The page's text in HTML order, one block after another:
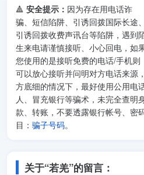
🔺 安全提示： 因为存在用电话诈
骗、短信陷阱、引诱回拨国际长途、
引诱回拨收费声讯台等陷阱，遇到
生来电请谨慎接听、小心回电，如
您使用的是接听免费的电话/手机则
可以放心接听并问明对方电话来源
方底细的情况下，最好使用公用电
人、冒充银行等骗术，未完全查明
款、转账，不要透露银行帐号、密
目： 骗子号码。
关于“若羌”的留言：